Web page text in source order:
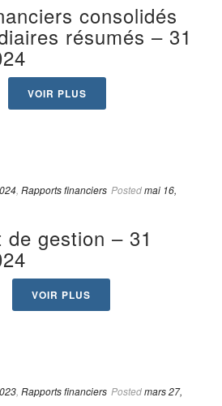
consolidés
résumés – 31
VOIR PLUS
Rapports financiers Postedmai 16,
de gestion – 31
VOIR PLUS
Rapports financiers Postedmars 27,